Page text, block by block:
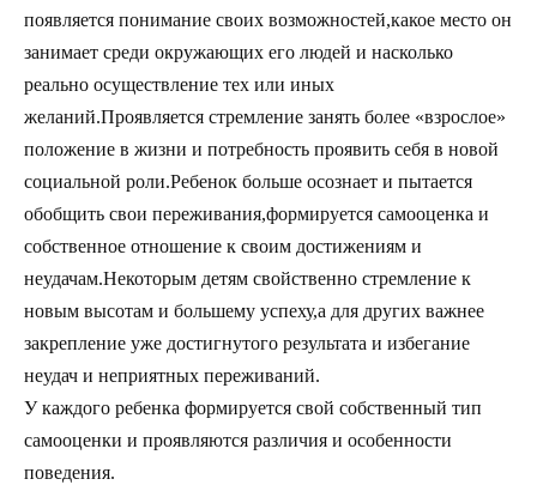
появляется понимание своих возможностей,какое место он
занимает среди окружающих его людей и насколько
реально осуществление тех или иных
желаний.Проявляется стремление занять более «взрослое»
положение в жизни и потребность проявить себя в новой
социальной роли.Ребенок больше осознает и пытается
обобщить свои переживания,формируется самооценка и
собственное отношение к своим достижениям и
неудачам.Некоторым детям свойственно стремление к
новым высотам и большему успеху,а для других важнее
закрепление уже достигнутого результата и избегание
неудач и неприятных переживаний.
У каждого ребенка формируется свой собственный тип
самооценки и проявляются различия и особенности
поведения.